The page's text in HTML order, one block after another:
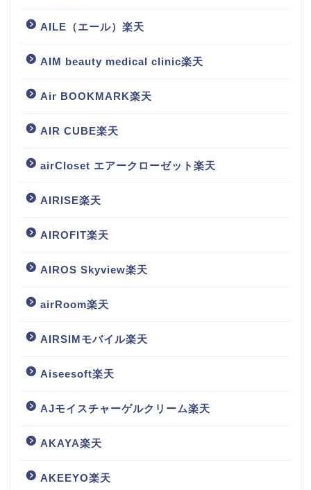
AILE（エール）楽天
AIM beauty medical clinic楽天
Air BOOKMARK楽天
AIR CUBE楽天
airCloset エアークローゼット楽天
AIRISE楽天
AIROFIT楽天
AIROS Skyview楽天
airRoom楽天
AIRSIMモバイル楽天
Aiseesoft楽天
AJモイスチャーゲルクリーム楽天
AKAYA楽天
AKEEYO楽天